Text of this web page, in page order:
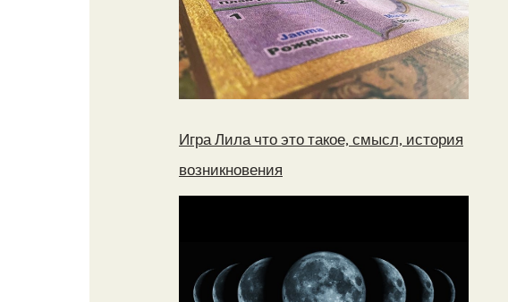
Игра Лила что это такое, смысл, история
возникновения